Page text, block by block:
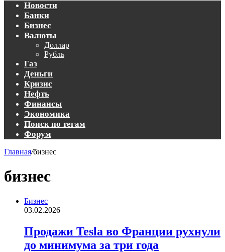
Новости
Банки
Бизнес
Валюты
Доллар
Рубль
Газ
Деньги
Кризис
Нефть
Финансы
Экономика
Поиск по тегам
Форум
Главная/бизнес
бизнес
Бизнес
03.02.2026
Продажи Tesla во Франции рухнули
до минимума за три года